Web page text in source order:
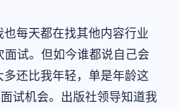
每天都在找其他内容行业
面试。但如今谁都说自己会
还比我年轻，单是年龄这
试机会。出版社领导知道我